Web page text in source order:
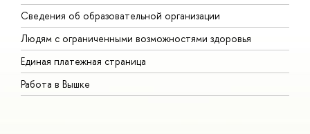
Сведения об образовательной организации
Людям с ограниченными возможностями здоровья
Единая платежная страница
Работа в Вышке